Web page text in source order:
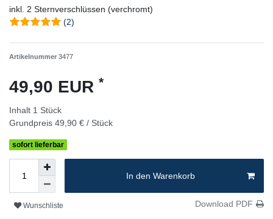
inkl. 2 Sternverschlüssen (verchromt)
(2)
Artikelnummer 3477
49,90 EUR *
Inhalt 1 Stück
Grundpreis 49,90 € / Stück
sofort lieferbar
In den Warenkorb
Wunschliste Download PDF